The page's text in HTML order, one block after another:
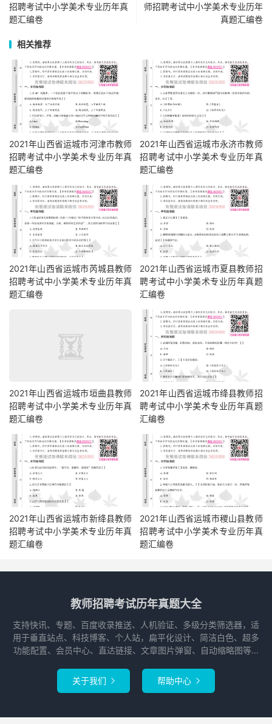
招聘考试中小学美术专业历年真
题汇编卷
师招聘考试中小学美术专业历年
真题汇编卷
相关推荐
2021年山西省运城市河津市教师
招聘考试中小学美术专业历年真
题汇编卷
2021年山西省运城市永济市教师
招聘考试中小学美术专业历年真
题汇编卷
2021年山西省运城市芮城县教师
招聘考试中小学美术专业历年真
题汇编卷
2021年山西省运城市夏县教师招
聘考试中小学美术专业历年真题
汇编卷
2021年山西省运城市垣曲县教师
招聘考试中小学美术专业历年真
题汇编卷
2021年山西省运城市绛县教师招
聘考试中小学美术专业历年真题
汇编卷
2021年山西省运城市新绛县教师
招聘考试中小学美术专业历年真
题汇编卷
2021年山西省运城市稷山县教师
招聘考试中小学美术专业历年真
题汇编卷
教师招聘考试历年真题大全
支持快讯、专题、百度收录推送、人机验证、多级分类筛选器，适
用于垂直站点、科技博客、个人站，扁平化设计、简洁白色、超多
功能配置、会员中心、直达链接、文章图片弹窗、自动缩略图等...
关于我们  帮助中心 